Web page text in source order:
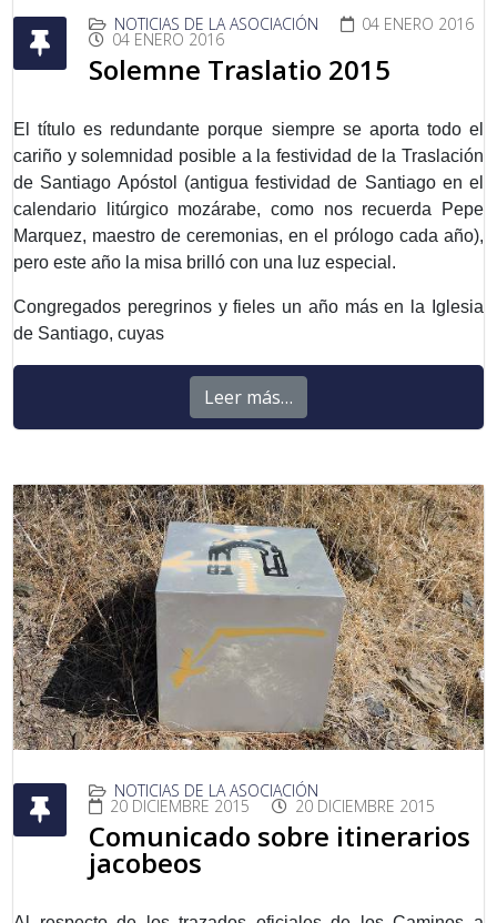
NOTICIAS DE LA ASOCIACIÓN 04 ENERO 2016
04 ENERO 2016
Solemne Traslatio 2015
El título es redundante porque siempre se aporta todo el
cariño y solemnidad posible a la festividad de la Traslación
de Santiago Apóstol (antigua festividad de Santiago en el
calendario litúrgico mozárabe, como nos recuerda Pepe
Marquez, maestro de ceremonias, en el prólogo cada año),
pero este año la misa brilló con una luz especial.
Congregados peregrinos y fieles un año más en la Iglesia
de Santiago, cuyas
Leer más…
NOTICIAS DE LA ASOCIACIÓN
20 DICIEMBRE 2015 20 DICIEMBRE 2015
Comunicado sobre itinerarios
jacobeos